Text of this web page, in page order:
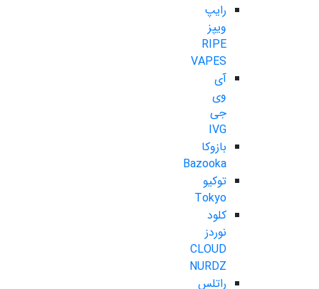
رایپ
ویپز
RIPE
VAPES
آی
وی
جی
IVG
بازوکا
Bazooka
توکیو
Tokyo
کلود
نوردز
CLOUD
NURDZ
راتلس